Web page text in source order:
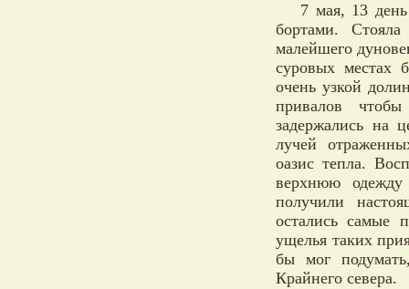
7 мая, 13
бортами.
малейшего
суровых местах
очень узкой
привалов
задержались на
лучей
оазис тепла.
верхнюю одежду
получили
остались самые
ущелья таких
бы мог
Крайнего севера.